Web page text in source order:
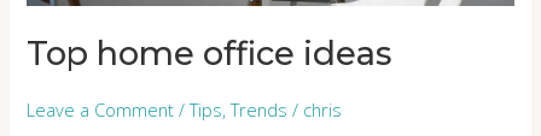
Top home office ideas
Leave a Comment /Tips,Trends / chris